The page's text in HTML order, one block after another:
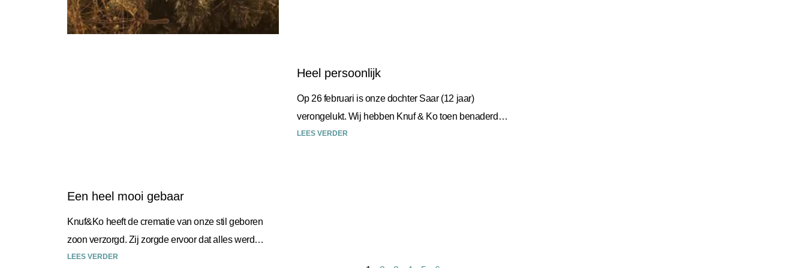
Een heel mooi gebaar
Knuf&Ko heeft de crematie van onze stil geboren
zoon verzorgd. Zij zorgde ervoor dat alles werd
geregeld en alles was duidelijk. Een fijne
LEES VERDER
Heel persoonlijk
Op 26 februari is onze dochter Saar (12 jaar)
verongelukt. Wij hebben Knuf & Ko toen benaderd
voor het regelen van het afscheid. De begeleiding
LEES VERDER